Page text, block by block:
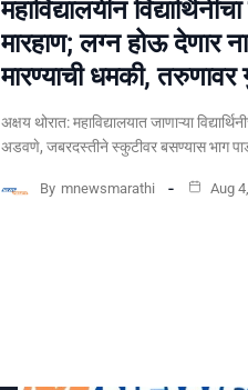
महाविद्यालयीन
मारहाण; लग्न होऊ देणार
मारण्याची धमकी, तरुणावर
अक्षय थोरात: महाविद्यालयात जाणाऱ्या
अडवणे, जबरदस्तीने स्कुटीवर बसण्यास भाग
By mnewsmarathi Aug